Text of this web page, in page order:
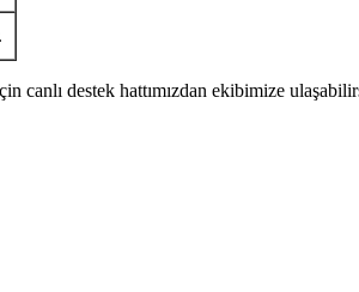
canlı destek hattımızdan ekibimize